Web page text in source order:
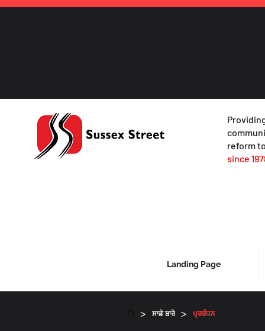
reform
since
Landing Page
> ਸਾਡੇ ਬਾਰੇ > ਪ੍ਰਬੰਧਨ